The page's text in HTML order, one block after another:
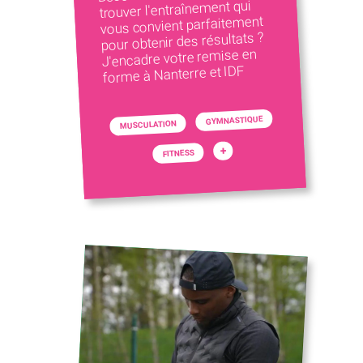
trouver l'entraînement qui
vous convient parfaitement
pour obtenir des résultats ?
J'encadre votre remise en
forme à Nanterre et IDF
MUSCULATION GYMNASTIQUE
FITNESS +